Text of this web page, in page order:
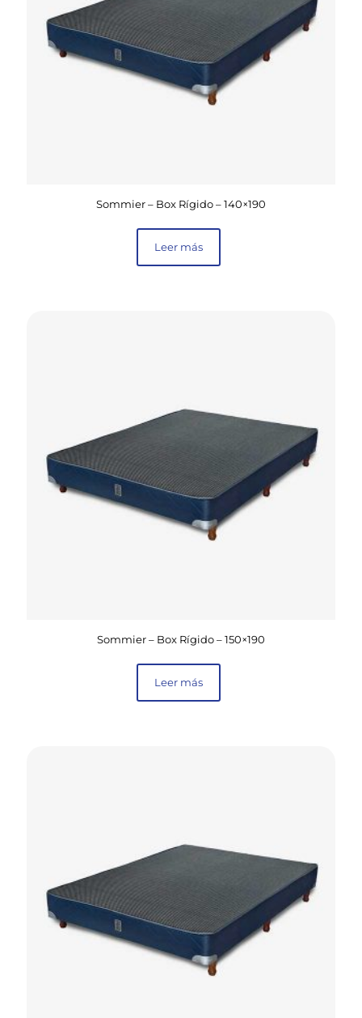
Sommier – Box Rígido – 140×190
Leer más
Sommier – Box Rígido – 150×190
Leer más